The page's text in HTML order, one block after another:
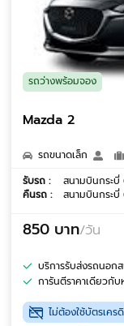
รถว่างพร้อมจอง
Mazda 2
รถขนาดเล็ก
รับรถ :
สนามบินกระบี่
คืนรถ :
สนามบินกระบี่
850 บาท/วัน
บริการรับส่งรถนอก
การันตีราคาเดียวกับ
ไม่ต้องใช้บัตรเคร